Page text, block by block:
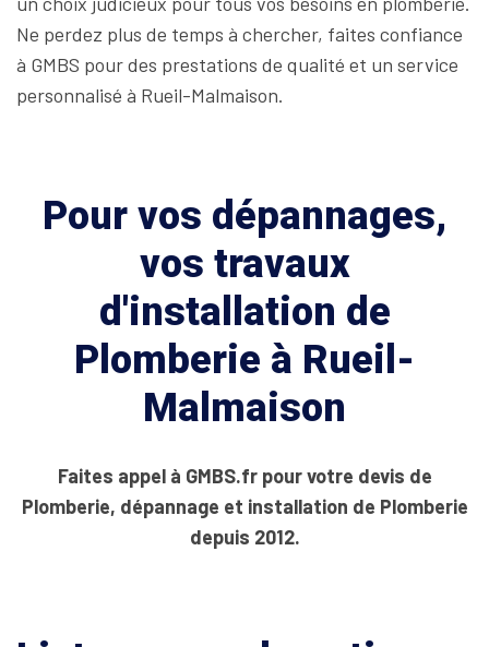
Ne perdez plus de temps à chercher, faites confiance
à GMBS pour des prestations de qualité et un service
personnalisé à Rueil-Malmaison.
Pour vos dépannages,
vos travaux
d'installation de
Plomberie à Rueil-
Malmaison
Faites appel à GMBS.fr pour votre devis de
Plomberie, dépannage et installation de Plomberie
depuis 2012.